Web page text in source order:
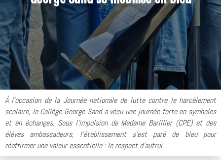
À l'occasion de la Journée nationale de lutte contre le harcèlement
scolaire, le Collège George Sand a vécu une journée forte en symboles
et en échanges. Sous l'impulsion de Madame Barillier (CPE) et des
élèves ambassadeurs, l'établissement s'est paré de bleu pour
réaffirmer une valeur essentielle : le respect d'autrui.